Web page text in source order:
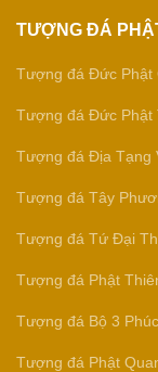
TƯỢNG ĐÁ
Tượng đá Đức Phật
Tượng đá Đức Phật
Tượng đá Địa Tạng
Tượng đá Tây
Tượng đá Tứ Đại
Tượng đá Phật
Tượng đá Bộ 3
Tượng đá Phật